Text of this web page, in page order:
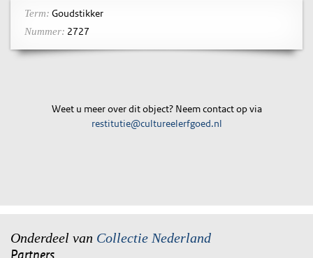
Term: Goudstikker
Nummer: 2727
Weet u meer over dit object? Neem contact op via
restitutie@cultureelerfgoed.nl
Onderdeel van Collectie Nederland
Partners